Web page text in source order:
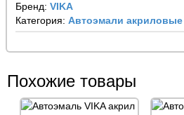
Бренд: VIKA
Категория: Автоэмали акриловые
Похожие товары